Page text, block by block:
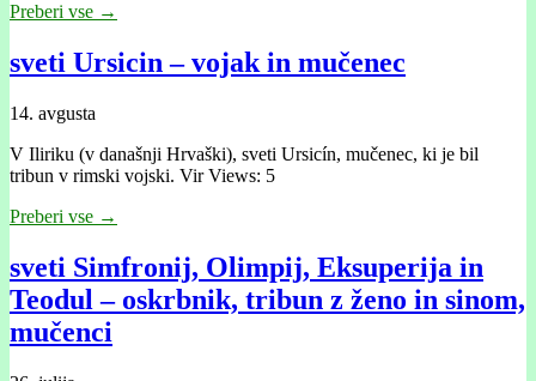
Preberi vse →
sveti Ursicin – vojak in mučenec
14. avgusta
V Iliriku (v današnji Hrvaški), sveti Ursicín, mučenec, ki je bil
tribun v rimski vojski. Vir Views: 5
Preberi vse →
sveti Simfronij, Olimpij, Eksuperija in
Teodul – oskrbnik, tribun z ženo in sinom,
mučenci